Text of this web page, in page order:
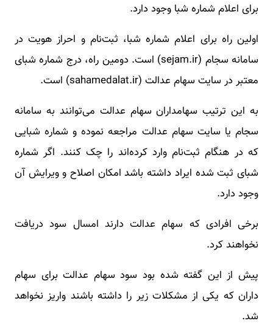
برای اعلام شماره شبا وجود دارد.
اولین راه برای اعلام شماره شبا، ثبت‌نام و احراز هویت در
سامانه سجام (sejam.ir) است. دومین راه، درج شماره شبای
معتبر در سایت سهام عدالت (sahamedalat.ir) است.
به این ترتیب سهامداران سهام عدالت می‌توانند به سامانه
سجام یا سایت سهام عدالت مراجعه نموده و شماره شبایی
که در هنگام ثبت‌نام وارد کرده‌اند را چک کنند. اگر شماره
شبای ثبت شده ایراد داشته باشد امکان اصلاح و ویرایش آن
وجود دارد.
برخی افرادی که سهام عدالت دارند امسال سود دریافت
نخواهند کرد.
پیش از این گفته شده بود سود سهام عدالت برای سهام
داران که یکی از مشکلات زیر را داشته باشند واریز نخواهد
شد.